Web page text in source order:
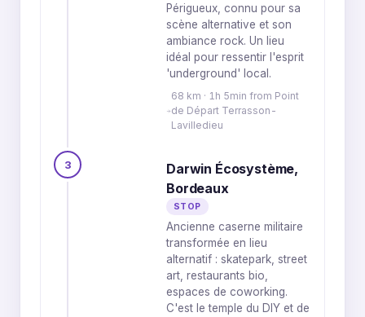
Périgueux, connu pour sa
scène alternative et son
ambiance rock. Un lieu
idéal pour ressentir l'esprit
'underground' local.
68 km · 1h 5min from Point
de Départ Terrasson-
Lavilledieu
3
Darwin Écosystème,
Bordeaux
STOP
Ancienne caserne militaire
transformée en lieu
alternatif : skatepark, street
art, restaurants bio,
espaces de coworking.
C'est le temple du DIY et de